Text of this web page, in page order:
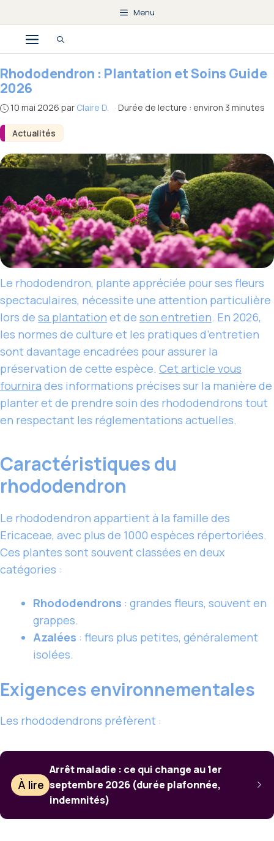
au
contenu
Menu
Menu
Actualités
Rhododendron : Plantation et Soins Guide
2026
10 mai 2026 par Claire D. · Durée de lecture : environ 3 minutes
Le rhododendron, plante appréciée pour ses fleurs
spectaculaires, nécessite une attention particulière
lors de sa plantation et de son entretien. En 2026,
les normes de culture et les pratiques d’entretien
sont davantage encadrées pour assurer la
préservation de cette espèce. Cet article vous
fournira des informations précises sur la manière de
planter et de prendre soin des rhododendrons tout
en respectant les réglementations actuelles.
Caractéristiques du
rhododendron
Le rhododendron appartient à la famille des
Ericaceae, avec plus de 1000 espèces répertoriées.
Ces plantes sont souvent classées en deux
catégories :
Rhododendrons : grandes fleurs, souvent en
grappes.
Azalées : fleurs plus petites, généralement
isolées.
Exigences environnementales
Les rhododendrons préfèrent :
À lire
Arrêt maladie : ce qui change au 1er
septembre 2026 (durée plafonnée,
indemnités)